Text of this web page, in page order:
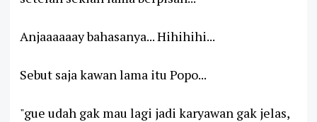
Anjaaaaaay bahasanya... Hihihihi...
Sebut saja kawan lama itu Popo...
"gue udah gak mau lagi jadi karyawan gak jelas,